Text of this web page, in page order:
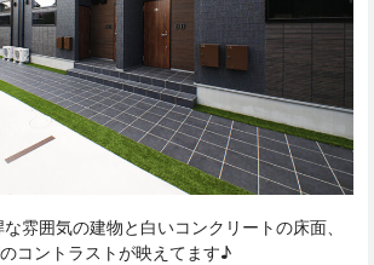
雰囲気の建物と白いコンクリートの床面、
コントラストが映えてます♪